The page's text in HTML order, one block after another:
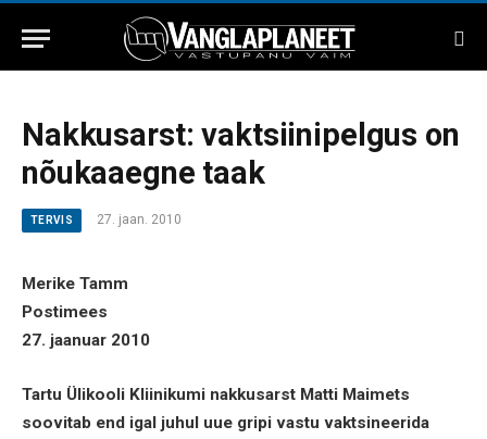
Nakkusarst: vaktsiinipelgus on
nõukaaegne taak
TERVIS 27. jaan. 2010
Merike Tamm
Postimees
27. jaanuar 2010
Tartu Ülikooli Kliinikumi nakkusarst Matti Maimets
soovitab end igal juhul uue gripi vastu vaktsineerida